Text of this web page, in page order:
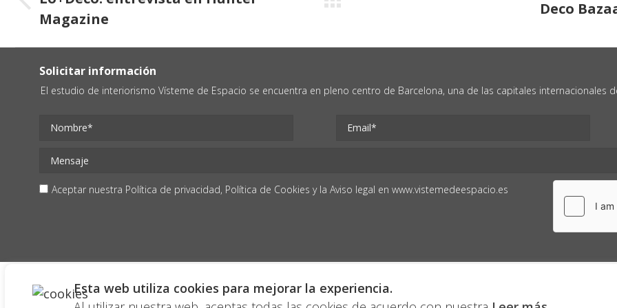
publicaciones
Publicación
anterior:
Magazine
Deco
Solicitar información
El estudio de interiorismo Vísteme de Espacio se encuentra en pleno centro de Barcelona, una de las capitales internacionales
Aceptar nuestra Política de privacidad, Política de Cookies y la Aviso legal en www.vistemedeespacio.es
Esta web utiliza cookies para mejorar la experiencia.